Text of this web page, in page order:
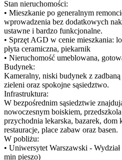
Stan nieruchomości:
• Mieszkanie po generalnym
wprowadzenia bez dodatkowych
ustawne i bardzo funkcjonalne.
• Sprzęt AGD w cenie mieszkania:
płyta ceramiczna, piekarnik
• Nieruchomość umeblowana,
Budynek:
Kameralny, niski budynek z
zieleni oraz spokojne sąsiedztwo.
Infrastruktura:
W bezpośrednim sąsiedztwie
nowoczesnym boiskiem,
przychodnia lekarska, bazarek, dom
restauracje, place zabaw oraz basen.
W pobliżu:
• Uniwersytet Warszawski -
min pieszo)